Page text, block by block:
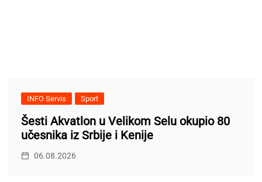
INFO Servis Sport
Šesti Akvatlon u Velikom Selu okupio 80
učesnika iz Srbije i Kenije
06.08.2026